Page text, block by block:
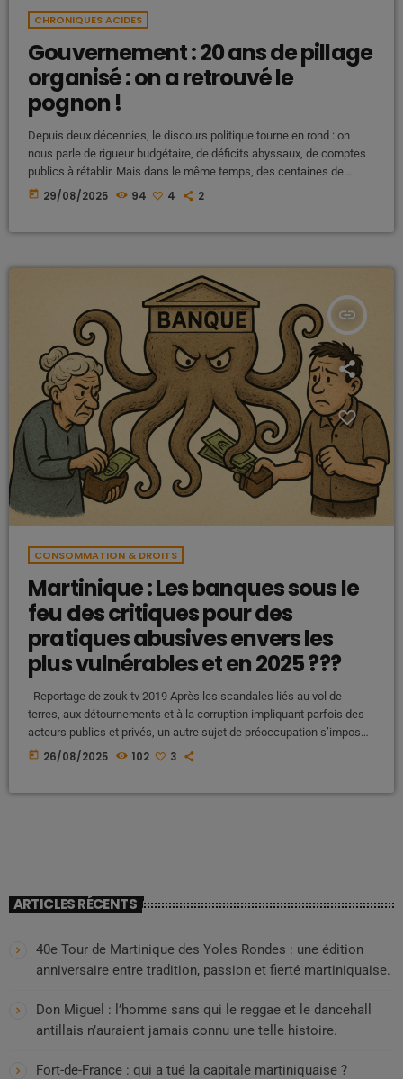
CHRONIQUES ACIDES
Gouvernement : 20 ans de pillage
organisé : on a retrouvé le
pognon !
Depuis deux décennies, le discours politique tourne en rond : on
nous parle de rigueur budgétaire, de déficits abyssaux, de comptes
publics à rétablir. Mais dans le même temps, des centaines de
milliards s’évaporent, chaque année, dans un silence
today 29/08/2025 94 4 2
insert_link
CONSOMMATION & DROITS
Martinique : Les banques sous le
feu des critiques pour des
pratiques abusives envers les
plus vulnérables et en 2025 ???
Reportage de zouk tv 2019 Après les scandales liés au vol de
terres, aux détournements et à la corruption impliquant parfois des
acteurs publics et privés, un autre sujet de préoccupation s’impose
peu à peu dans le débat martiniquais : celui des pratiques bancaires
today 26/08/2025 102 3
ARTICLES RÉCENTS
40e Tour de Martinique des Yoles Rondes : une édition
anniversaire entre tradition, passion et fierté martiniquaise.
Don Miguel : l’homme sans qui le reggae et le dancehall
antillais n’auraient jamais connu une telle histoire.
Fort-de-France : qui a tué la capitale martiniquaise ?